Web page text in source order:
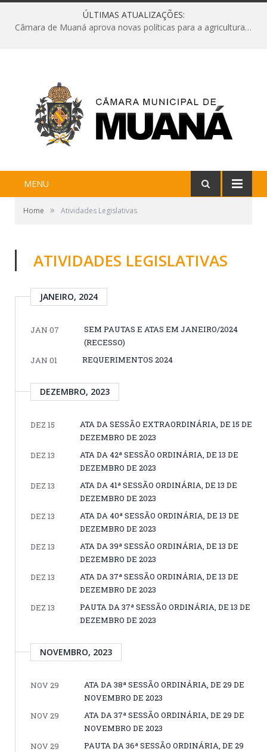
ÚLTIMAS ATUALIZAÇÕES:
Câmara de Muaná aprova novas políticas para a agricultura e solicita reforma da Ponte do Reduto
MENU
Home » Atividades Legislativas
ATIVIDADES LEGISLATIVAS
JANEIRO, 2024
JAN 07
SEM PAUTAS E ATAS EM JANEIRO/2024
(RECESSO)
JAN 01
REQUERIMENTOS 2024
DEZEMBRO, 2023
DEZ 15
ATA DA SESSÃO EXTRAORDINÁRIA, DE 15 DE
DEZEMBRO DE 2023
DEZ 13
ATA DA 42ª SESSÃO ORDINÁRIA, DE 13 DE
DEZEMBRO DE 2023
DEZ 13
ATA DA 41ª SESSÃO ORDINÁRIA, DE 13 DE
DEZEMBRO DE 2023
DEZ 13
ATA DA 40ª SESSÃO ORDINÁRIA, DE 13 DE
DEZEMBRO DE 2023
DEZ 13
ATA DA 39ª SESSÃO ORDINÁRIA, DE 13 DE
DEZEMBRO DE 2023
DEZ 13
ATA DA 37ª SESSÃO ORDINÁRIA, DE 13 DE
DEZEMBRO DE 2023
DEZ 13
PAUTA DA 37ª SESSÃO ORDINÁRIA, DE 13 DE
DEZEMBRO DE 2023
NOVEMBRO, 2023
NOV 29
ATA DA 38ª SESSÃO ORDINÁRIA, DE 29 DE
NOVEMBRO DE 2023
NOV 29
ATA DA 37ª SESSÃO ORDINÁRIA, DE 29 DE
NOVEMBRO DE 2023
NOV 29
PAUTA DA 36ª SESSÃO ORDINÁRIA, DE 29